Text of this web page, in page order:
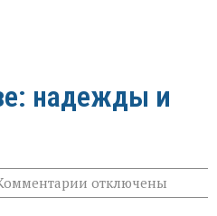
надежды и
к
записи
отключены